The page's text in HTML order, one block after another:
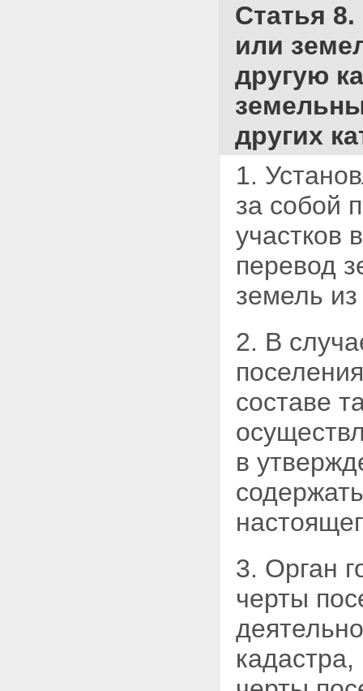
Статья
или
другую
других
1.
за собой
участков
перевод
земель
2. В
составе
в
3. Орган
черты